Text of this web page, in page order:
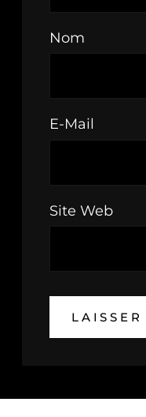
Nom
E-Mail
Site Web